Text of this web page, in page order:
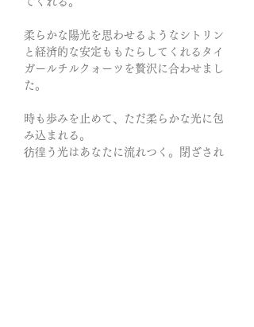
柔らかな陽光を思わせるようなシトリン
と経済的な安定ももたらしてくれるタイ
ガールチルクォーツを贅沢に合わせまし
た。
時も歩みを止めて、ただ柔らかな光に包
み込まれる。
彷徨う光はあなたに流れつく。閉ざされ